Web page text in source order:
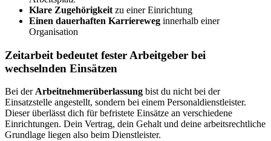
Klare Zugehörigkeit zu einer Einrichtung
Einen dauerhaften Karriereweg innerhalb einer
Organisation
Zeitarbeit bedeutet fester Arbeitgeber bei
wechselnden Einsätzen
Bei derArbeitnehmerüberlassung bist du nicht bei der
Einsatzstelle angestellt, sondern bei einem Personaldienstleister.
Dieser überlässt dich für befristete Einsätze an verschiedene
Einrichtungen. Dein Vertrag, dein Gehalt und deine arbeitsrechtliche
Grundlage liegen also beim Dienstleister.